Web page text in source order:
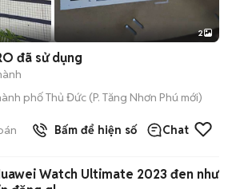
2
đã sử dụng
phố Thủ Đức (P. Tăng Nhơn Phú mới)
Bấm để hiện số Chat
Watch Ultimate 2023 đen như